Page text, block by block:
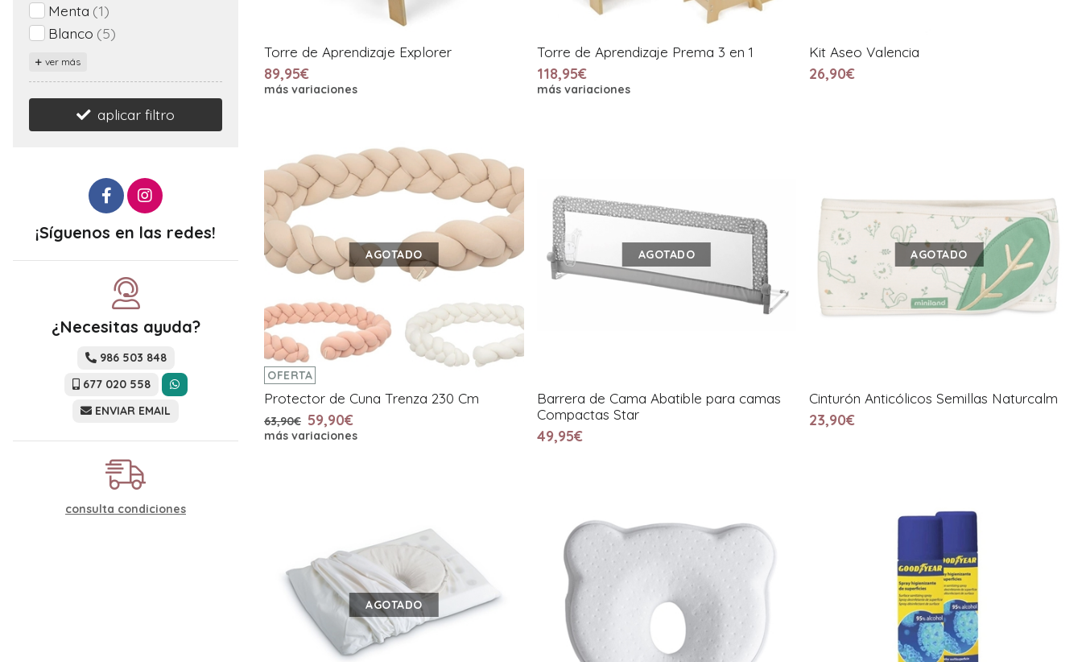
Torre de Aprendizaje Explorer
89,95€
más variaciones
Torre de Aprendizaje Prema 3 en 1
118,95€
más variaciones
Kit Aseo Valencia
26,90€
OFERTA
AGOTADO
Protector de Cuna Trenza 230 Cm
63,90€ 59,90€
más variaciones
AGOTADO
Barrera de Cama Abatible para camas
Compactas Star
49,95€
AGOTADO
Cinturón Anticólicos Semillas Naturcalm
23,90€
AGOTADO
Menta (1)
Blanco (5)
ver más
aplicar filtro
¡Síguenos en las redes!
¿Necesitas ayuda?
986 503 848
677 020 558
ENVIAR EMAIL
consulta condiciones